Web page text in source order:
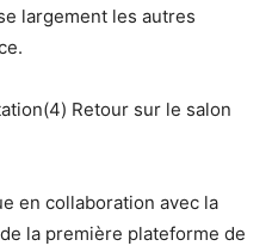
largement les autres
en collaboration avec la
la première plateforme de